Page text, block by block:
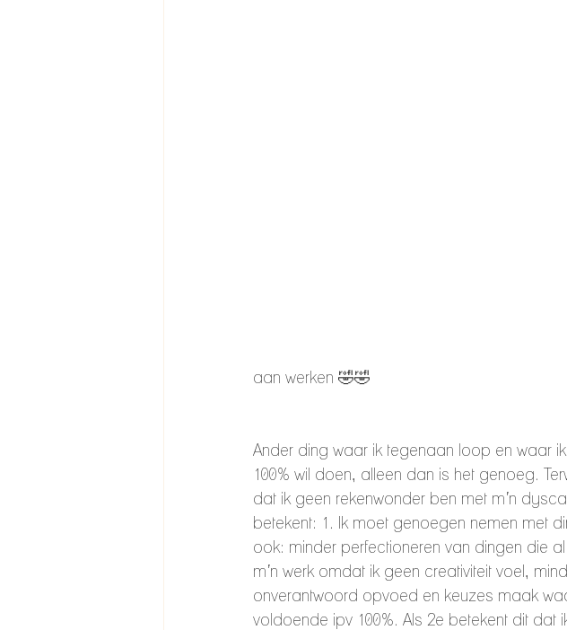
aan werken 🤣🤣
Ander ding waar ik tegenaan loop en waar
100% wil doen, alleen dan is het genoeg.
dat ik geen rekenwonder ben met m’n
betekent: 1. Ik moet genoegen nemen met
ook: minder perfectioneren van dingen die
m’n werk omdat ik geen creativiteit voel,
onverantwoord opvoed en keuzes maak
voldoende ipv 100%. Als 2e betekent dit dat